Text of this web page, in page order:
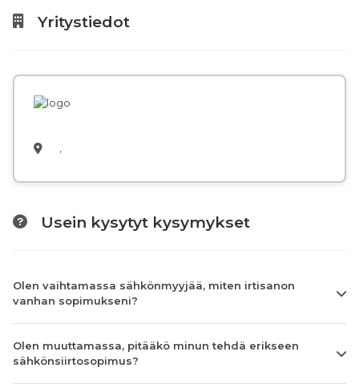
Yritystiedot
,
Usein kysytyt kysymykset
Olen vaihtamassa sähkönmyyjää, miten irtisanon
vanhan sopimukseni?
Olen muuttamassa, pitääkö minun tehdä erikseen
sähkönsiirtosopimus?